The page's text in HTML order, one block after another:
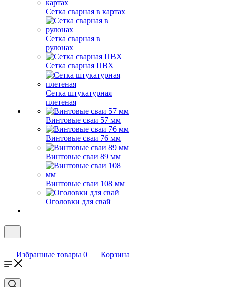
Сетка сварная в картах
Сетка сварная в
рулонах
Сетка сварная ПВХ
Сетка штукатурная
плетеная
Винтовые сваи 57 мм
Винтовые сваи 76 мм
Винтовые сваи 89 мм
Винтовые сваи 108 мм
Оголовки для свай
Избранные товары 0 Корзина